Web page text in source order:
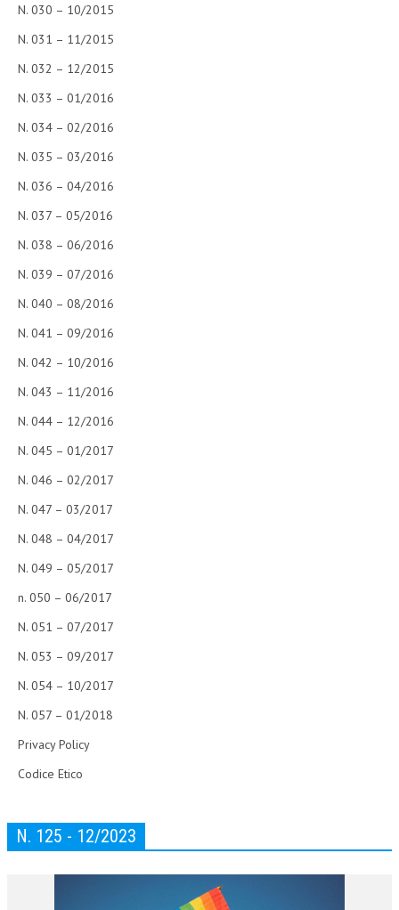
N. 030 – 10/2015
N. 031 – 11/2015
N. 032 – 12/2015
N. 033 – 01/2016
N. 034 – 02/2016
N. 035 – 03/2016
N. 036 – 04/2016
N. 037 – 05/2016
N. 038 – 06/2016
N. 039 – 07/2016
N. 040 – 08/2016
N. 041 – 09/2016
N. 042 – 10/2016
N. 043 – 11/2016
N. 044 – 12/2016
N. 045 – 01/2017
N. 046 – 02/2017
N. 047 – 03/2017
N. 048 – 04/2017
N. 049 – 05/2017
n. 050 – 06/2017
N. 051 – 07/2017
N. 053 – 09/2017
N. 054 – 10/2017
N. 057 – 01/2018
Privacy Policy
Codice Etico
N. 125 - 12/2023